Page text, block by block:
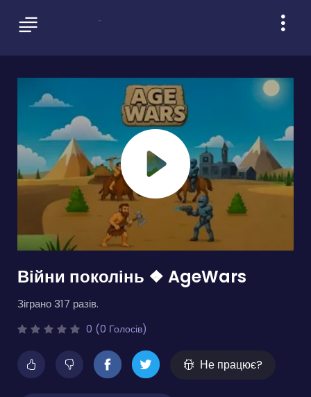
Війни поколінь ❖ AgeWars
Зіграно 317 разів.
0 (0 Голосів)
Не працює?